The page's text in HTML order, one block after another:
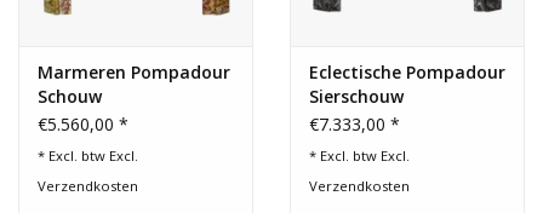
Marmeren Pompadour
Schouw
€5.560,00 *
* Excl. btw Excl.
Verzendkosten
Eclectische Pompadour
Sierschouw
€7.333,00 *
* Excl. btw Excl.
Verzendkosten